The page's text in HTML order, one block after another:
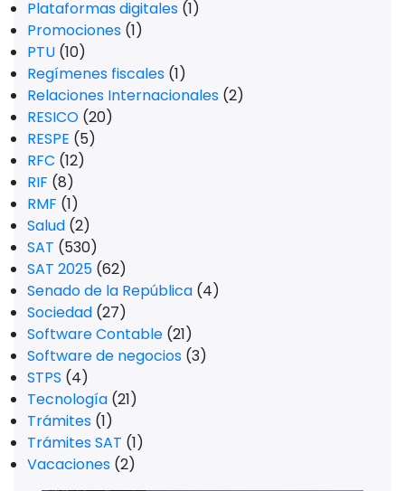
Plataformas digitales (1)
Promociones (1)
PTU (10)
Regímenes fiscales (1)
Relaciones Internacionales (2)
RESICO (20)
RESPE (5)
RFC (12)
RIF (8)
RMF (1)
Salud (2)
SAT (530)
SAT 2025 (62)
Senado de la República (4)
Sociedad (27)
Software Contable (21)
Software de negocios (3)
STPS (4)
Tecnología (21)
Trámites (1)
Trámites SAT (1)
Vacaciones (2)